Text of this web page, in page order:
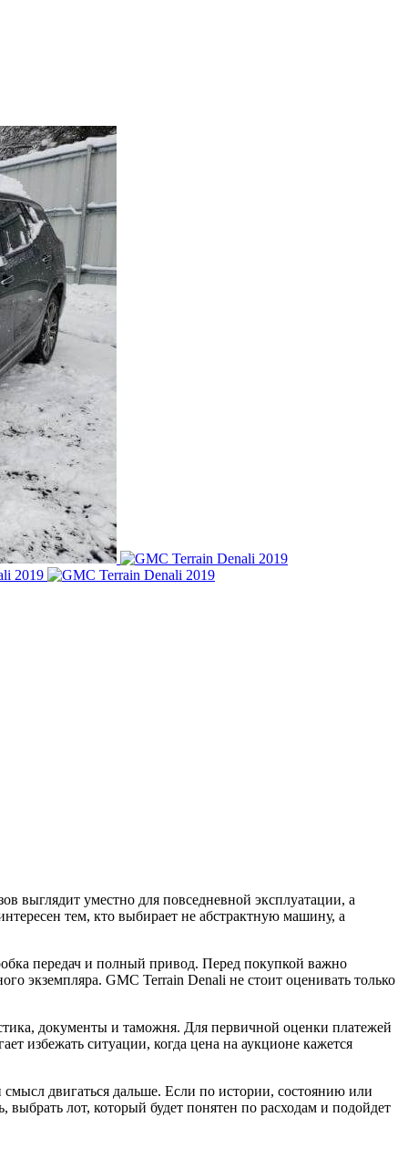
выглядит уместно для повседневной эксплуатации, а
тем, кто выбирает не абстрактную машину, а
передач и полный привод. Перед покупкой важно
экземпляра. GMC Terrain Denali не стоит оценивать только
документы и таможня. Для первичной оценки платежей
избежать ситуации, когда цена на аукционе кажется
двигаться дальше. Если по истории, состоянию или
выбрать лот, который будет понятен по расходам и подойдет